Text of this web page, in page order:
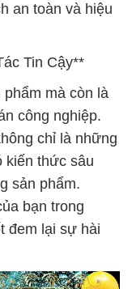
an toàn và hiệu
Tin Cậy**
phẩm mà còn là
công nghiệp.
chỉ là những
kiến thức sâu
sản phẩm.
bạn trong
đem lại sự hài